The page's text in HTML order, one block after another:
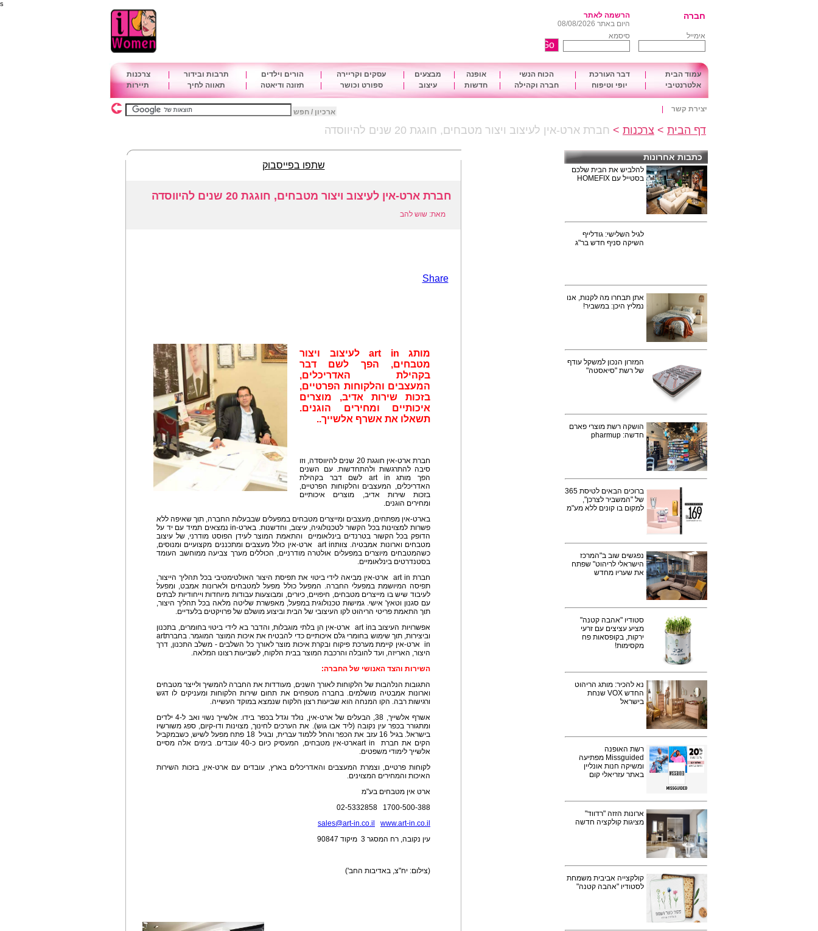
s
חברה
הרשמה לאתר
היום באתר 08/08/2026
אימייל
סיסמא
עמוד הבית דבר העורכת הכוח הנשי אופנה מבצעים עסקים וקריירה הורים וילדים תרבות ובידור
צרכנות
אלטרנטיבי
יופי וטיפוח חברה וקהילה חדשות עיצוב ספורט וכושר תזונה ודיאטה תאווה לחיך תיירות
יצירת קשר ארכיון / חפש
דף הבית > צרכנות > חברת ארט-אין לעיצוב ויצור מטבחים, חוגגת 20 שנים להיווסדה
כתבות אחרונות
להלביש את הבית שלכם
בסטייל עם HOMEFIX
לגיל השלישי: גודלייף
השיקה סניף חדש בר"ג
אתן תבחרו מה לקנות, אנו
נמליץ היכן: במשביר!
המזרון הנכון למשקל עודף
של רשת "סיאסטה"
הושקה רשת מוצרי פארם
חדשה: pharmup
ברוכים הבאים לטיסת 365
של "המשביר לצרכן",
למקום בו קונים ללא מע"מ
נפגשים שוב ב"המרכז
הישראלי לריהוט" שפתח
את שעריו מחדש
סטודיו "אהבה קטנה"
מציע עציצים עם זרעי
ירקות, בקופסאות פח
מקסימות!
נא להכיר: מותג הריהוט
החדש VOX שנחת
בישראל
רשת האופנה
Missguided מפתיעה
ומשיקה חנות אונליין
באתר עזריאלי קום
ארונות הזזה "רדווד"
מציגות קולקציה חדשה
קולקצייה אביבית משמחת
לסטודיו "אהבה קטנה"
שתפו בפייסבוק
חברת ארט-אין לעיצוב ויצור מטבחים, חוגגת 20 שנים להיווסדה
מאת: שוש להב
Share
מותג art in לעיצוב ויצור
מטבחים, הפך לשם דבר
בקהילת האדריכלים,
המעצבים והלקוחות הפרטיים,
בזכות שירות אדיב, מוצרים
איכותיים ומחירים הוגנים.
תשאלו את אשרף אלשייך..
חברת ארט-אין חוגגת 20 שנים להיווסדה, וזו
סיבה להתרגשות ולהתחדשות. עם השנים
הפך מותג art in לשם דבר בקהילת
האדריכלים, המעצבים והלקוחות הפרטיים,
בזכות שירות אדיב, מוצרים איכותיים
ומחירים הוגנים.
בארט-אין מפתחים, מעצבים ומייצרים מטבחים במפעלים שבבעלות החברה, תוך שאיפה ללא
פשרות למצוינות בכל הקשור לטכנולוגיה, עיצוב, וחדשנות. בארט-in נמצאים תמיד עם יד על
הדופק בכל הקשור בטרנדים בינלאומיים והתאמת המוצר לעידן הפוסט מודרני, של עיצוב
מטבחים וארונות אמבטיה. צוותart in ארט-אין כולל מעצבים ומתכננים מקצועיים ומנוסים,
כשהמטבחים מיוצרים במפעלים אולטרה מודרניים, הכוללים מערך צביעה ממוחשב העומד
בסטנדרטים בינלאומיים.
חברת art in ארט-אין מביאה לידי ביטוי את תפיסת היצור האולטימטיבי בכל תהליך הייצור,
תפיסה המיושמת במפעלי החברה. המפעל כולל מפעל למטבחים ולארונות אמבט, ומפעל
לעיבוד שיש בו מייצרים מטבחים, חיפויים, כיורים, ומבוצעות עבודות מיוחדות וייחודיות לבתים
עם סגנון וטאץ' אישי. גמישות טכנולוגית במפעל, מאפשרת שליטה מלאה בכל תהליך היצור,
תוך התאמת פריטי הריהוט לקו העיצובי של הבית וביצוע מושלם של פרויקטים בלעדיים.
אפשרויות העיצוב בart in ארט-אין הן בלתי מוגבלות, והדבר בא לידי ביטוי בחומרים, בתכנון
וביצירות, תוך שימוש בחומרי גלם איכותיים כדי להבטיח את איכות המוצר המוגמר. בחברתart
in ארט-אין קיימת מערכת פיקוח ובקרת איכות מוצר לאורך כל השלבים - משלב התכנון, דרך
היצור, האריזה, ועד להובלה והרכבת המוצר בבית הלקוח, לשביעות רצונו המלאה.
השירות והצד האנושי של החברה:
התגובות הנלהבות של הלקוחות לאורך השנים, מעודדות את החברה להמשיך ולייצר מטבחים
וארונות אמבטיה מושלמים. בחברה מטפחים את תחום שירות הלקוחות ומעניקים לו דגש
ורגישות רבה. הקו המנחה הוא שביעות רצון הלקוח שנמצא במוקד העשייה.
אשרף אלשייך, 38, הבעלים של ארט-אין, נולד וגדל בכפר בידו. אלשייך נשוי ואב ל-4 ילדים
ומתגורר בכפר עין נקובה (ליד אבו גוש). את הערכים לחינוך, מצוינות ודו-קיום, ספג משורשיו
בישראל. בגיל 16 עזב את הכפר והחל ללמוד עברית, ובגיל 18 פתח מפעל לשיש, כשבמקביל
הקים את חברת art inארט-אין מטבחים, המעסיק כיום כ-40 עובדים. בימים אלה מסיים
אלשייך לימודי משפטים.
לקוחות פרטיים, וצמרת המעצבים והאדריכלים בארץ, עובדים עם ארט-אין, בזכות השירות
האיכות והמחירים המצוינים.
ארט אין מטבחים בע"מ
1700-500-388 02-5332858
sales@art-in.co.il
www.art-in.co.il
עין נקובה, רח המסגר 3 מיקוד 90847
(צילום: יח"צ, באדיבות החב')